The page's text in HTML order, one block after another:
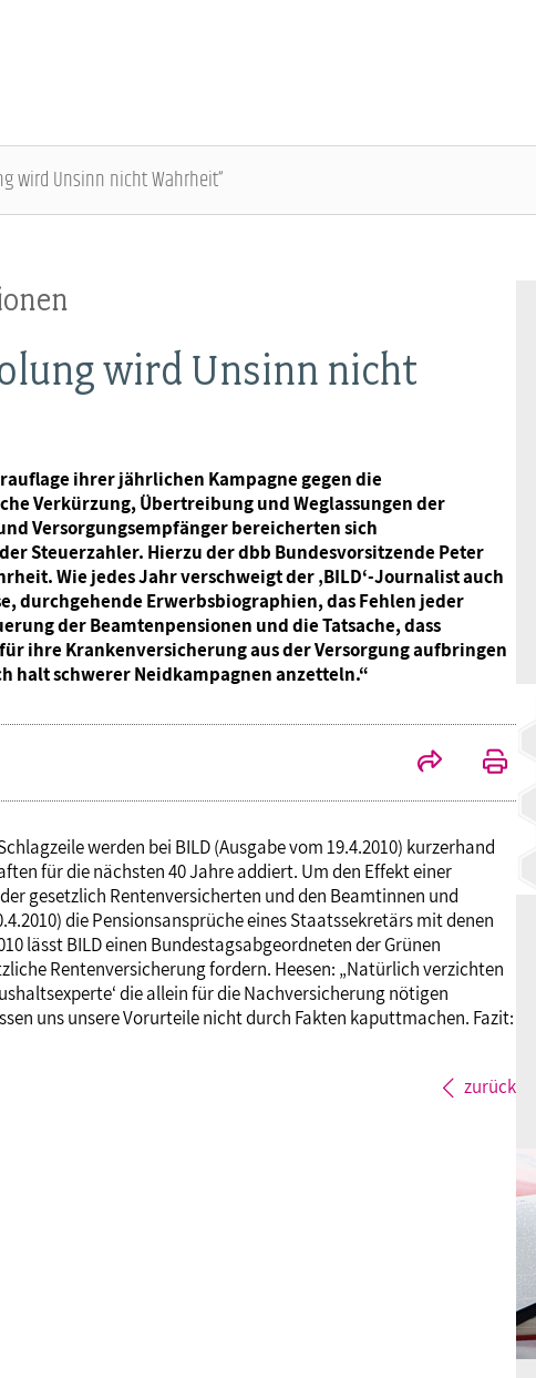
Geschäftsführung
Kontakt
BAGSO
Bundesseniorenkongress
wird Unsinn nicht Wahrheit“
wird Unsinn nicht
ihrer jährlichen Kampagne gegen die
Verkürzung, Übertreibung und Weglassungen der
Versorgungsempfänger bereicherten sich
Steuerzahler. Hierzu der dbb Bundesvorsitzende Peter
Wie jedes Jahr verschweigt der ‚BILD‘-Journalist auch
durchgehende Erwerbsbiographien, das Fehlen jeder
der Beamtenpensionen und die Tatsache, dass
ihre Krankenversicherung aus der Versorgung aufbringen
halt schwerer Neidkampagnen anzetteln.“
werden bei BILD (Ausgabe vom 19.4.2010) kurzerhand
für die nächsten 40 Jahre addiert. Um den Effekt einer
gesetzlich Rentenversicherten und den Beamtinnen und
die Pensionsansprüche eines Staatssekretärs mit denen
lässt BILD einen Bundestagsabgeordneten der Grünen
Rentenversicherung fordern. Heesen: „Natürlich verzichten
die allein für die Nachversicherung nötigen
uns unsere Vorurteile nicht durch Fakten kaputtmachen. Fazit:
zurück